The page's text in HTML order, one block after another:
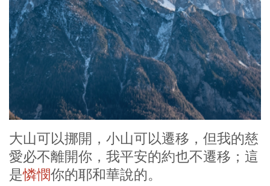
大山可以挪開，小山可以遷移，但我的慈
愛必不離開你，我平安的約也不遷移；這
是憐憫你的耶和華說的。